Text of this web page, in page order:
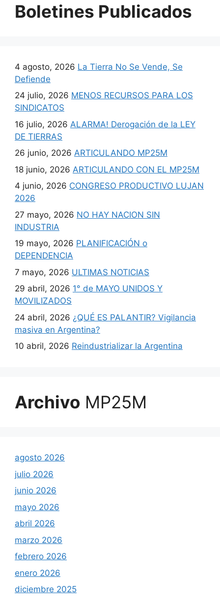
Boletines Publicados
4 agosto, 2026 La Tierra No Se Vende, Se
Defiende
24 julio, 2026 MENOS RECURSOS PARA LOS
SINDICATOS
16 julio, 2026 ALARMA! Derogación de la LEY
DE TIERRAS
26 junio, 2026 ARTICULANDO MP25M
18 junio, 2026 ARTICULANDO CON EL MP25M
4 junio, 2026 CONGRESO PRODUCTIVO LUJAN
2026
27 mayo, 2026 NO HAY NACION SIN
INDUSTRIA
19 mayo, 2026 PLANIFICACIÓN o
DEPENDENCIA
7 mayo, 2026 ULTIMAS NOTICIAS
29 abril, 2026 1° de MAYO UNIDOS Y
MOVILIZADOS
24 abril, 2026 ¿QUÉ ES PALANTIR? Vigilancia
masiva en Argentina?
10 abril, 2026 Reindustrializar la Argentina
Archivo MP25M
agosto 2026
julio 2026
junio 2026
mayo 2026
abril 2026
marzo 2026
febrero 2026
enero 2026
diciembre 2025